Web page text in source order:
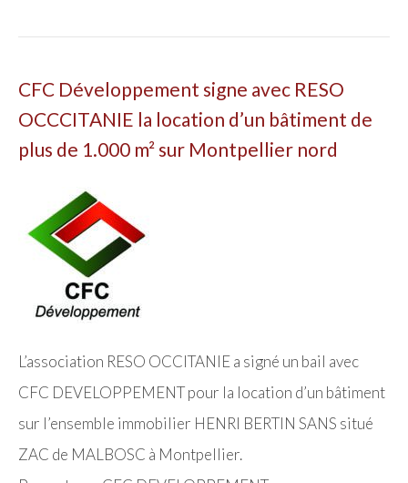
CFC Développement signe avec RESO
OCCCITANIE la location d’un bâtiment de
plus de 1.000 m² sur Montpellier nord
L’association RESO OCCITANIE a signé un bail avec
CFC DEVELOPPEMENT pour la location d’un bâtiment
sur l’ensemble immobilier HENRI BERTIN SANS situé
ZAC de MALBOSC à Montpellier.